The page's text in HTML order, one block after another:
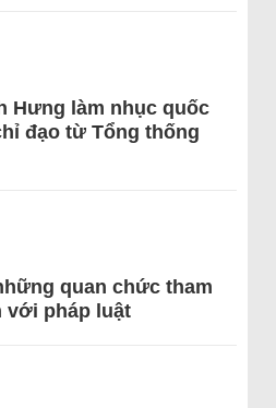
Hưng làm nhục quốc
đạo từ Tổng thống
quan chức tham
với pháp luật